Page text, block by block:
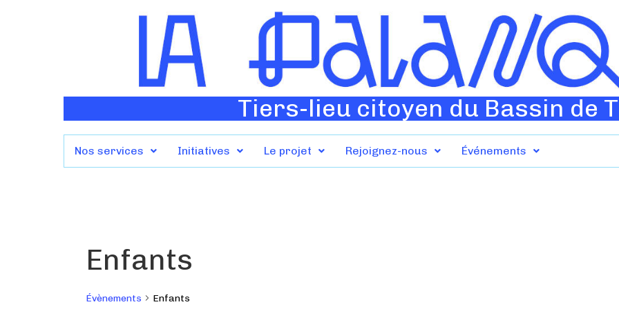
Tiers-lieu citoyen du Bassin de
Nos services Initiatives Le projet Rejoignez-nous Événements
Enfants
Évènements Enfants